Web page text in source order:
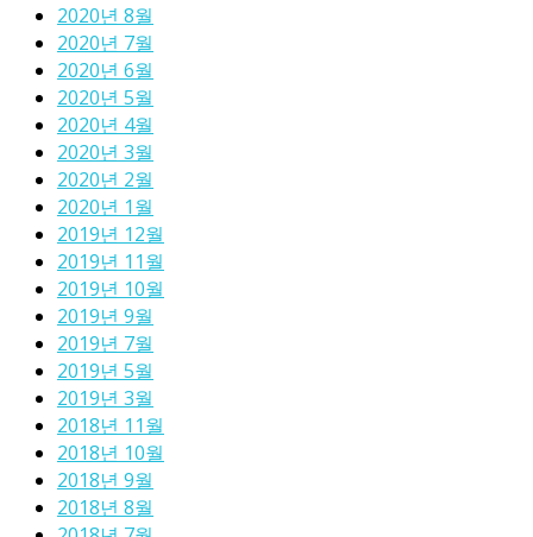
2020년 8월
2020년 7월
2020년 6월
2020년 5월
2020년 4월
2020년 3월
2020년 2월
2020년 1월
2019년 12월
2019년 11월
2019년 10월
2019년 9월
2019년 7월
2019년 5월
2019년 3월
2018년 11월
2018년 10월
2018년 9월
2018년 8월